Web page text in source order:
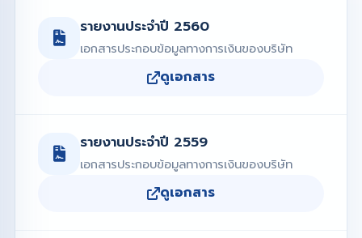
รายงานประจำปี 2560
เอกสารประกอบข้อมูลทางการเงินของบริษัท
ดูเอกสาร
รายงานประจำปี 2559
เอกสารประกอบข้อมูลทางการเงินของบริษัท
ดูเอกสาร